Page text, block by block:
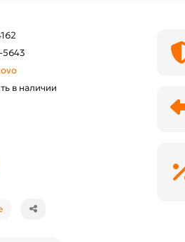
5643
в наличии